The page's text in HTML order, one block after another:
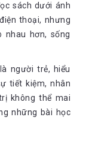
sách dưới ánh
thoại, nhưng
nhau hơn, sống
người trẻ, hiểu
tiết kiệm, nhân
không thể mai
những bài học